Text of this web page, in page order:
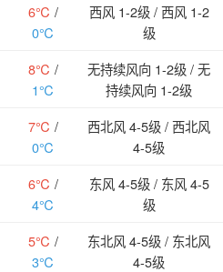
6℃ /
0℃
西风 1-2级 / 西风 1-2
级
8℃ /
1℃
无持续风向 1-2级 / 无
持续风向 1-2级
7℃ /
0℃
西北风 4-5级 / 西北风
4-5级
6℃ /
4℃
东风 4-5级 / 东风 4-5
级
5℃ /
3℃
东北风 4-5级 / 东北风
4-5级